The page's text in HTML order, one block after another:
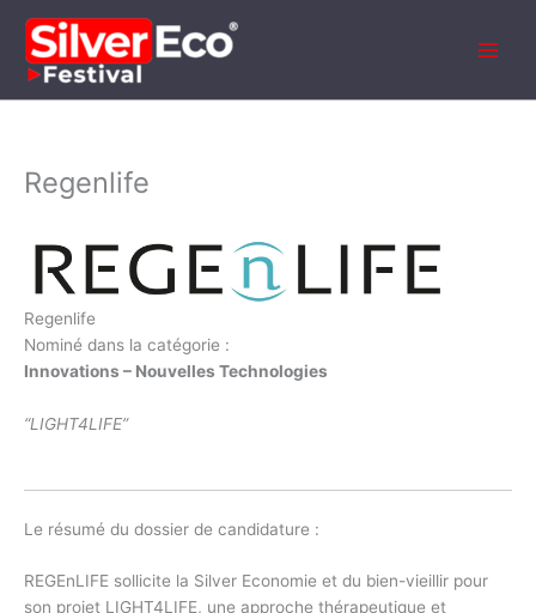
contenu
Regenlife
Regenlife
Nominé dans la catégorie :
Innovations – Nouvelles Technologies
“LIGHT4LIFE”
Le résumé du dossier de candidature :
REGEnLIFE sollicite la Silver Economie et du bien-vieillir pour
son projet LIGHT4LIFE, une approche thérapeutique et